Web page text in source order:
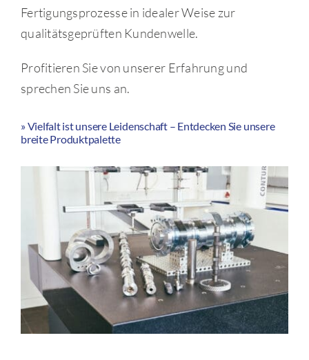
Fertigungsprozesse in idealer Weise zur
qualitätsgeprüften Kundenwelle.
Profitieren Sie von unserer Erfahrung und
sprechen Sie uns an.
» Vielfalt ist unsere Leidenschaft – Entdecken Sie unsere
breite Produktpalette